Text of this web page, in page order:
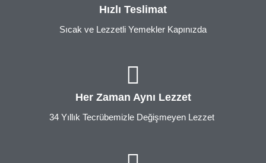
Hızlı Teslimat
Sıcak ve Lezzetli Yemekler Kapınızda
Her Zaman Aynı Lezzet
34 Yıllık Tecrübemizle Değişmeyen Lezzet